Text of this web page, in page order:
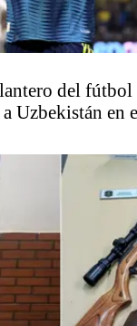
del fútbol
Uzbekistán en